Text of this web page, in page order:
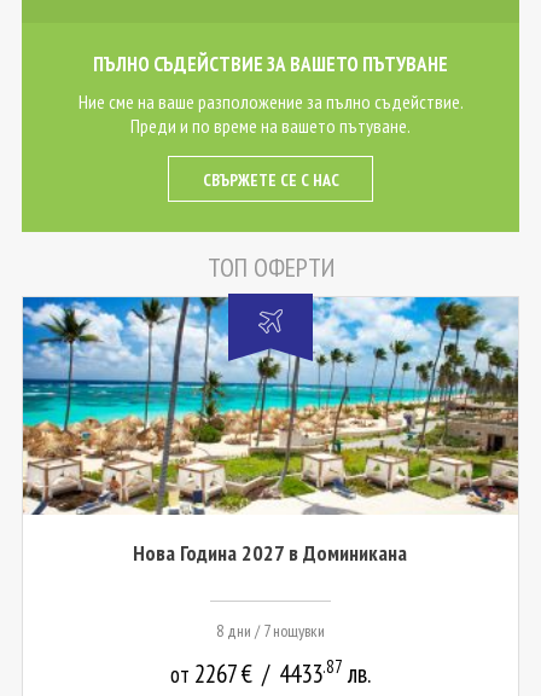
ПЪЛНО СЪДЕЙСТВИЕ ЗА ВАШЕТО ПЪТУВАНЕ
Ние сме на ваше разположение за пълно съдействие.
Преди и по време на вашето пътуване.
СВЪРЖЕТЕ СЕ С НАС
ТОП ОФЕРТИ
Нова Година 2027 в Доминикана
8 дни / 7 нощувки
от 2267€ / 4433.87 лв.